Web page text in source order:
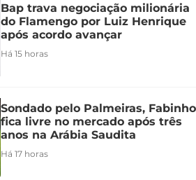
Bap trava negociação milionária
do Flamengo por Luiz Henrique
após acordo avançar
Há 15 horas
Sondado pelo Palmeiras, Fabinho
fica livre no mercado após três
anos na Arábia Saudita
Há 17 horas